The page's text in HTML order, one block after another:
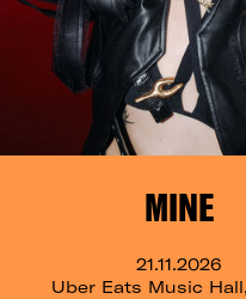
MINE
21.11.2026
Uber Eats Music